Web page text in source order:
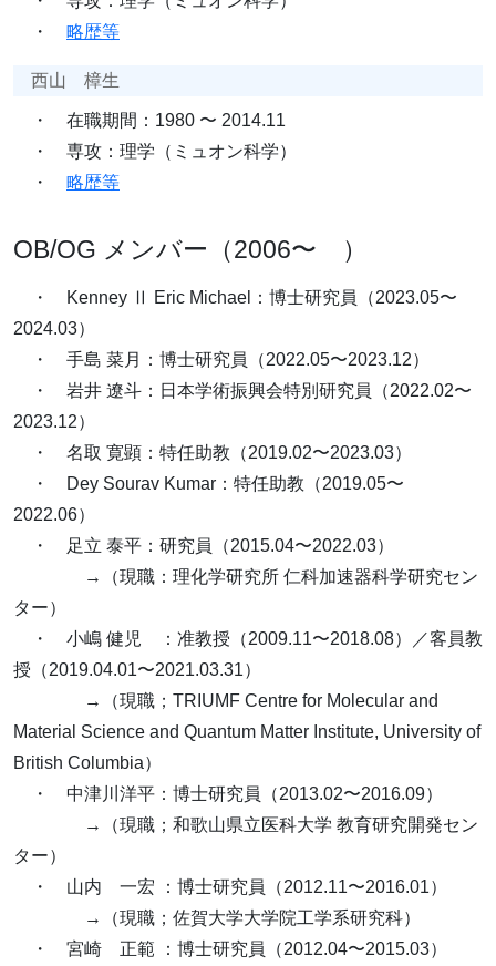
・ 略歴等
西山 樟生
・ 在職期間：1980 〜 2014.11
・ 専攻：理学（ミュオン科学）
・ 略歴等
OB/OG メンバー（2006〜 ）
・ Kenney Ⅱ Eric Michael：博士研究員（2023.05〜
2024.03）
・ 手島 菜月：博士研究員（2022.05〜2023.12）
・ 岩井 遼斗：日本学術振興会特別研究員（2022.02〜
2023.12）
・ 名取 寛顕：特任助教（2019.02〜2023.03）
・ Dey Sourav Kumar：特任助教（2019.05〜
2022.06）
・ 足立 泰平：研究員（2015.04〜2022.03）
→（現職：理化学研究所 仁科加速器科学研究セン
ター）
・ 小嶋 健児 ：准教授（2009.11〜2018.08）／客員教
授（2019.04.01〜2021.03.31）
→（現職；TRIUMF Centre for Molecular and
Material Science and Quantum Matter Institute, University of
British Columbia）
・ 中津川洋平：博士研究員（2013.02〜2016.09）
→（現職；和歌山県立医科大学 教育研究開発セン
ター）
・ 山内 一宏 ：博士研究員（2012.11〜2016.01）
→（現職；佐賀大学大学院工学系研究科）
・ 宮崎 正範 ：博士研究員（2012.04〜2015.03）